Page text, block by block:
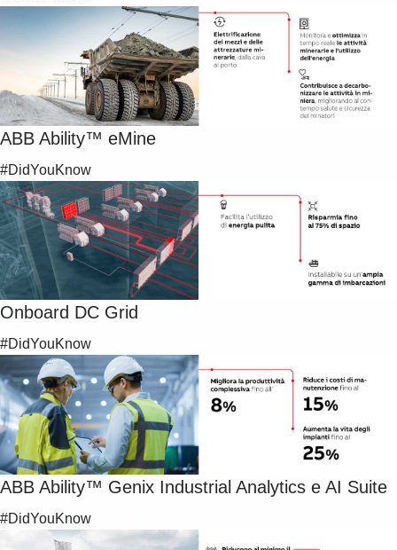
ABB Ability™ eMine
#DidYouKnow
Onboard DC Grid
#DidYouKnow
ABB Ability™ Genix Industrial Analytics e AI Suite
#DidYouKnow